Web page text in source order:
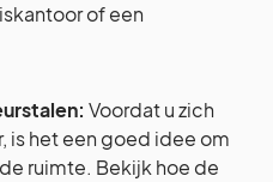
of een
Voordat u zich
is het een goed idee om
ruimte. Bekijk hoe de